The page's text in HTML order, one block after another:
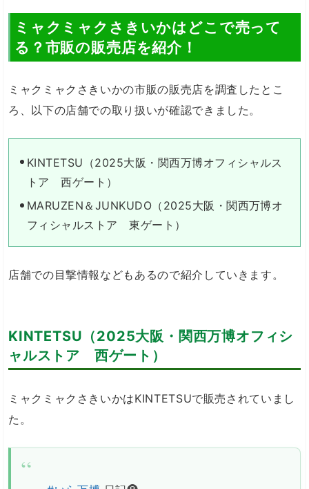
ミャクミャクさきいかはどこで売って
る？市販の販売店を紹介！
ミャクミャクさきいかの市販の販売店を調査したとこ
ろ、以下の店舗での取り扱いが確認できました。
KINTETSU（2025大阪・関西万博オフィシャルス
トア 西ゲート）
MARUZEN＆JUNKUDO（2025大阪・関西万博オ
フィシャルストア 東ゲート）
店舗での目撃情報などもあるので紹介していきます。
KINTETSU（2025大阪・関西万博オフィシ
ャルストア 西ゲート）
ミャクミャクさきいかはKINTETSUで販売されていまし
た。